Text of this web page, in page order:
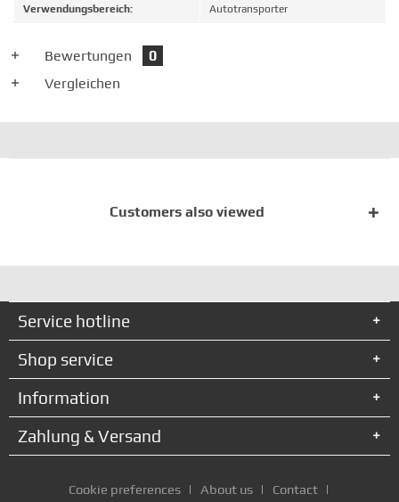
Verwendungsbereich:
Autotransporter
Bewertungen
0
Vergleichen
Customers also viewed
Service hotline
Shop service
Information
Zahlung & Versand
Cookie preferences About us Contact